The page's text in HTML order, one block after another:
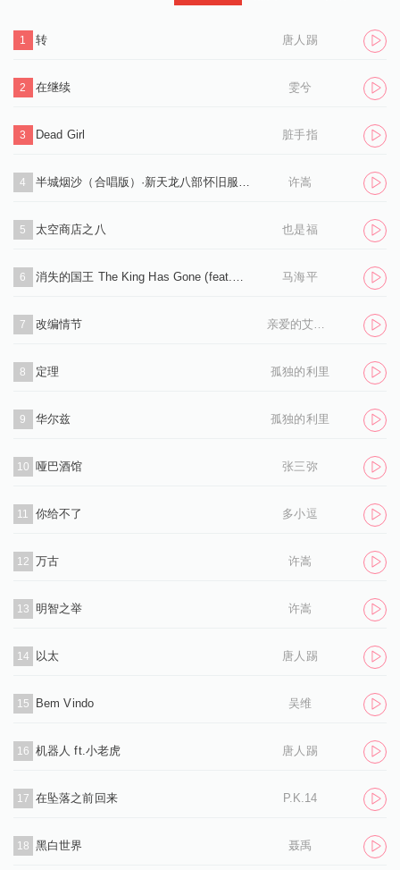
1 转 唐人踢
2 在继续 雯兮
3 Dead Girl 脏手指
4 半城烟沙（合唱版）·新天龙八部怀旧服推广曲 许嵩
5 太空商店之八 也是福
6 消失的国王 The King Has Gone (feat.孙凌生) 马海平
7 改编情节 亲爱的艾洛伊丝
8 定理 孤独的利里
9 华尔兹 孤独的利里
10 哑巴酒馆 张三弥
11 你给不了 多小逗
12 万古 许嵩
13 明智之举 许嵩
14 以太 唐人踢
15 Bem Vindo 吴维
16 机器人 ft.小老虎 唐人踢
17 在坠落之前回来 P.K.14
18 黑白世界 聂禹